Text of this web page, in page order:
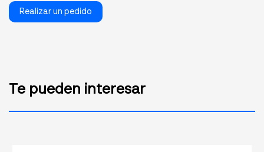
Realizar un pedido
Te pueden interesar